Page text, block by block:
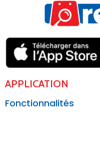
APPLICATION
Fonctionnalités